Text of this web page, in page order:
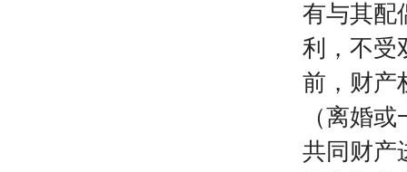
有与其配
利，不受
前，财产
（离婚
共同财产